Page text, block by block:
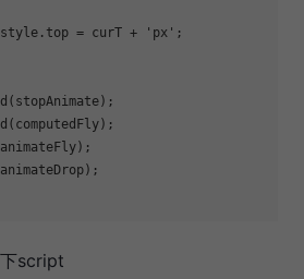
= curT +
'px' ;
script